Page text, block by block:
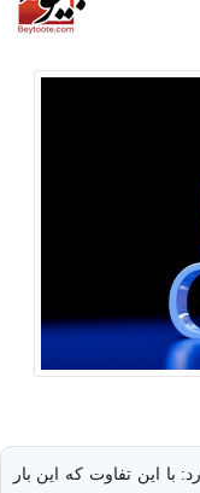
با این تفاوت که این بار